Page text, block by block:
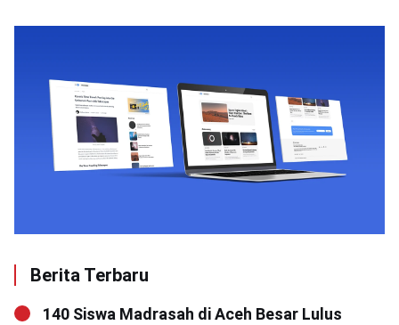
Berita Terbaru
140 Siswa Madrasah di Aceh Besar Lulus